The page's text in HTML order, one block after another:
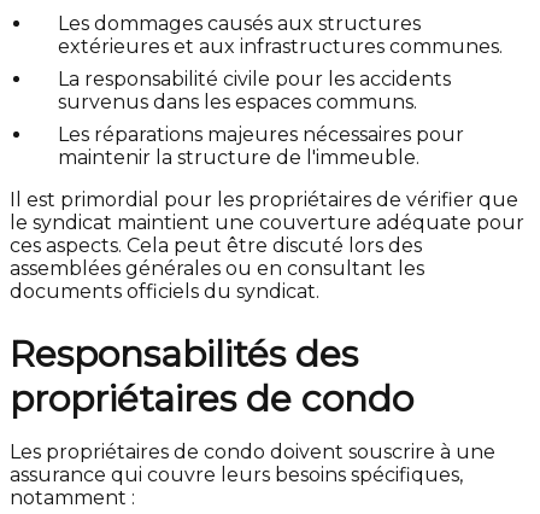
Les dommages causés aux structures
extérieures et aux infrastructures communes.
La responsabilité civile pour les accidents
survenus dans les espaces communs.
Les réparations majeures nécessaires pour
maintenir la structure de l'immeuble.
Il est primordial pour les propriétaires de vérifier que
le syndicat maintient une couverture adéquate pour
ces aspects. Cela peut être discuté lors des
assemblées générales ou en consultant les
documents officiels du syndicat.
Responsabilités des
propriétaires de condo
Les propriétaires de condo doivent souscrire à une
assurance qui couvre leurs besoins spécifiques,
notamment :